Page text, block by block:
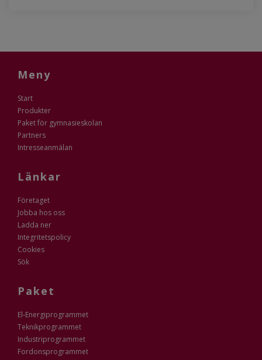
Meny
Start
Produkter
Paket för gymnasieskolan
Partners
Intresseanmälan
Länkar
Företaget
Jobba hos oss
Ladda ner
Integritetspolicy
Cookies
Sök
Paket
El-Energiprogrammet
Teknikprogrammet
Industriprogrammet
Fordonsprogrammet